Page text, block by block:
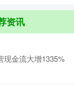
资讯
现金流大增1335%